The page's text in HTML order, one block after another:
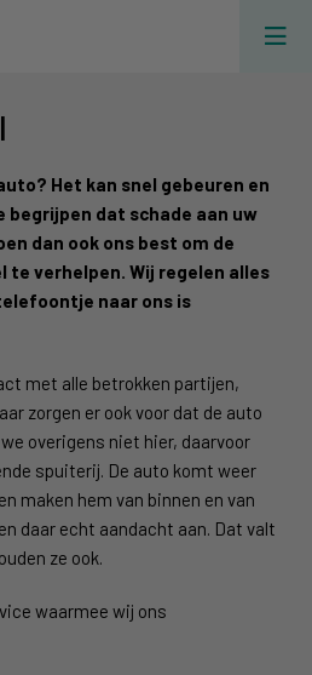
Het kan snel gebeuren en
begrijpen dat schade aan uw
dan ook ons best om de
te verhelpen. Wij regelen alles
naar ons is
met alle betrokken partijen,
zorgen er ook voor dat de auto
overigens niet hier, daarvoor
spuiterij. De auto komt weer
maken hem van binnen en van
daar echt aandacht aan. Dat valt
ze ook.
waarmee wij ons